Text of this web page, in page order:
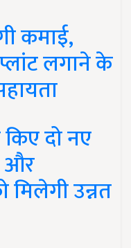
कमाई,
लगाने के
दो नए
और
मिलेगी उन्नत